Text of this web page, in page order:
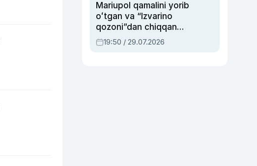
Mariupol qamalini yorib
oʻtgan va “Izvarino
qozoni”dan chiqqan
qahramon — Ukraina
armiyasi bosh
19:50 / 29.07.2026